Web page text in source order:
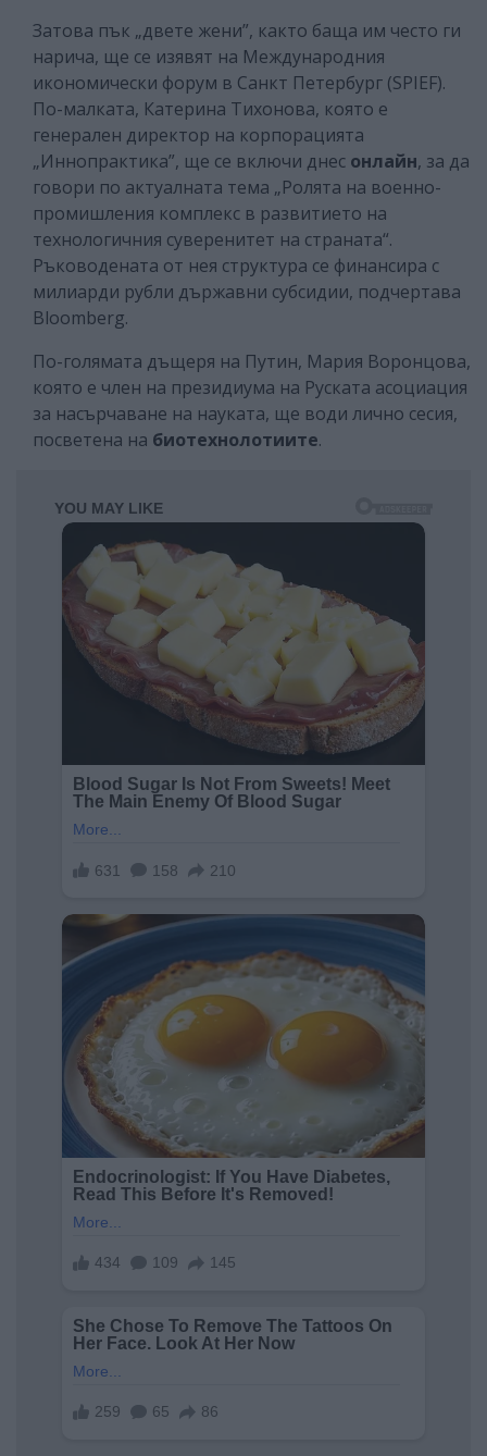
Затова пък „двете жени”, както баща им често ги
нарича, ще се изявят на Международния
икономически форум в Санкт Петербург (SPIEF).
По-малката, Катерина Тихонова, която е
генерален директор на корпорацията
„Иннопрактика”, ще се включи днес онлайн, за да
говори по актуалната тема „Ролята на военно-
промишления комплекс в развитието на
технологичния суверенитет на страната“.
Ръководената от нея структура се финансира с
милиарди рубли държавни субсидии, подчертава
Bloomberg.
По-голямата дъщеря на Путин, Мария Воронцова,
която е член на президиума на Руската асоциация
за насърчаване на науката, ще води лично сесия,
посветена на биотехнолотиите.